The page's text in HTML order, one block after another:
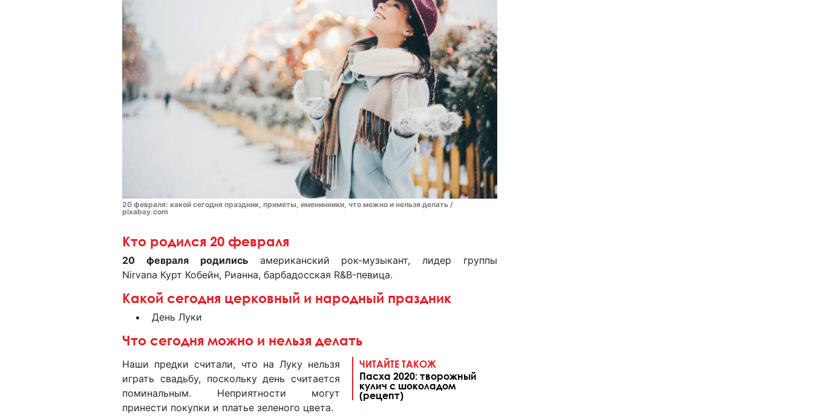
20 февраля: какой сегодня праздник, приметы, именинники, что можно и нельзя делать /
pixabay.com
Кто родился 20 февраля
20 февраля родилисьамериканский рок-музыкант, лидер группы
Nirvana Курт Кобейн, Рианна, барбадосская R&B-певица.
Какой сегодня церковный и народный праздник
День Луки
Что сегодня можно и нельзя делать
ЧИТАЙТЕ ТАКОЖ
Пасха 2020: творожный
кулич с шоколадом
(рецепт)
Наши предки считали, что на Луку нельзя
играть свадьбу, поскольку день считается
поминальным. Неприятности могут
принести покупки и платье зеленого цвета.